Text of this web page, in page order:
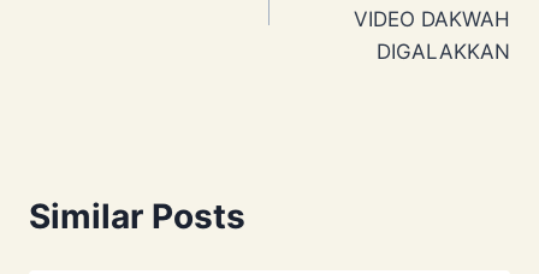
VIDEO DAKWAH
DIGALAKKAN
Similar Posts